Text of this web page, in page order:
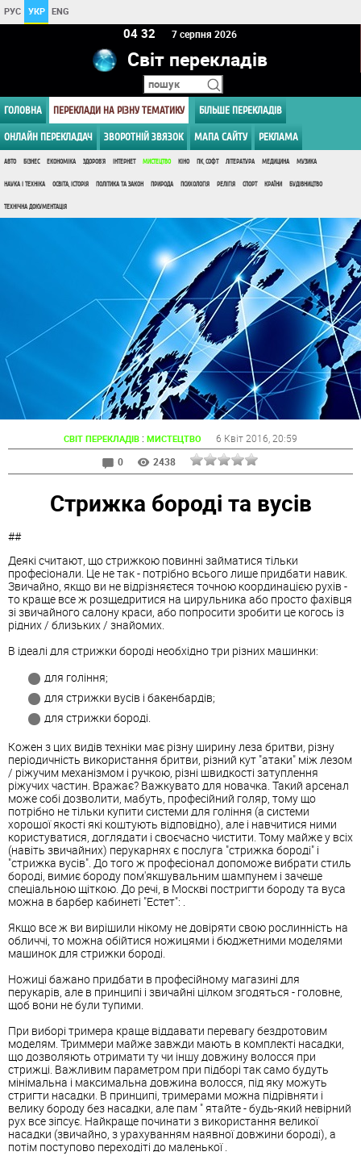
РУС УКР ENG
04:32 7 серпня 2026
Світ перекладів
ГОЛОВНА ПЕРЕКЛАДИ НА РІЗНУ ТЕМАТИКУ БІЛЬШЕ ПЕРЕКЛАДІВ
ОНЛАЙН ПЕРЕКЛАДАЧ ЗВОРОТНІЙ ЗВЯЗОК МАПА САЙТУ РЕКЛАМА
АВТО БІЗНЕС ЕКОНОМІКА ЗДОРОВ'Я ІНТЕРНЕТ МИСТЕЦТВО КІНО ПК, СОФТ ЛІТЕРАТУРА МЕДИЦИНА МУЗИКА
НАУКА І ТЕХНІКА ОСВІТА, ІСТОРІЯ ПОЛІТИКА ТА ЗАКОН ПРИРОДА ПСИХОЛОГІЯ РЕЛІГІЯ СПОРТ КРАЇНИ БУДІВНИЦТВО
ТЕХНІЧНА ДОКУМЕНТАЦІЯ
СВІТ ПЕРЕКЛАДІВ : МИСТЕЦТВО 6 Квіт 2016 , 20:59
0
2438
Стрижка бороді та вусів
##
Деякі считают, що стрижкою повинні займатися тільки
професіонали. Це не так - потрібно всього лише придбати навик.
Звичайно, якщо ви не відрізняєтеся точною координацією рухів -
то краще все ж розщедритися на цирульника або просто фахівця
зі звичайного салону краси, або попросити зробити це когось із
рідних / близьких / знайомих.
В ідеалі для стрижки бороді необхідно три різних машинки:
для гоління;
для стрижки вусів і бакенбардів;
для стрижки бороді.
Кожен з цих видів техніки має різну ширину леза бритви, різну
періодичність використання бритви, різний кут "атаки" між лезом
/ ріжучим механізмом і ручкою, різні швидкості затуплення
ріжучих частин. Вражає? Важкувато для новачка. Такий арсенал
може собі дозволити, мабуть, професійний голяр, тому що
потрібно не тільки купити системи для гоління (а системи
хорошої якості які коштують відповідно), але і навчитися ними
користуватися, доглядати і своєчасно чистити. Тому майже у всіх
(навіть звичайних) перукарнях є послуга "стрижка бороді" і
"стрижка вусів". До того ж професіонал допоможе вибрати стиль
бороді, вимиє бороду пом'якшувальним шампунем і зачеше
спеціальною щіткою. До речі, в Москві постригти бороду та вуса
можна в барбер кабинеті "Естет": .
Якщо все ж ви вирішили нікому не довіряти свою рослинність на
обличчі, то можна обійтися ножицями і бюджетними моделями
машинок для стрижки бороді.
Ножиці бажано придбати в професійному магазині для
перукарів, але в принципі і звичайні цілком згодяться - головне,
щоб вони не були тупими.
При виборі тримера краще віддавати перевагу бездротовим
моделям. Триммери майже завжди мають в комплекті насадки,
що дозволяють отримати ту чи іншу довжину волосся при
стрижці. Важливим параметром при підборі так само будуть
мінімальна і максимальна довжина волосся, під яку можуть
стригти насадки. В принципі, тримерами можна підрівняти і
велику бороду без насадки, але пам " ятайте - будь-який невірний
рух все зіпсує. Найкраще починати з використання великої
насадки (звичайно, з урахуванням наявної довжини бороді), а
потім поступово переходіті до маленької .